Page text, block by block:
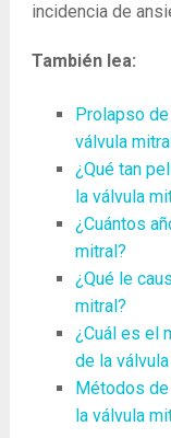
incidencia de
También lea:
Prolapso
válvula
¿Qué tan
la válvula
¿Cuántos
mitral?
¿Qué le
mitral?
¿Cuál es el
de la
Métodos
la válvula